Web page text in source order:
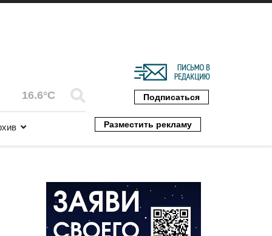
16.6°C Подписаться
Разместить рекламу